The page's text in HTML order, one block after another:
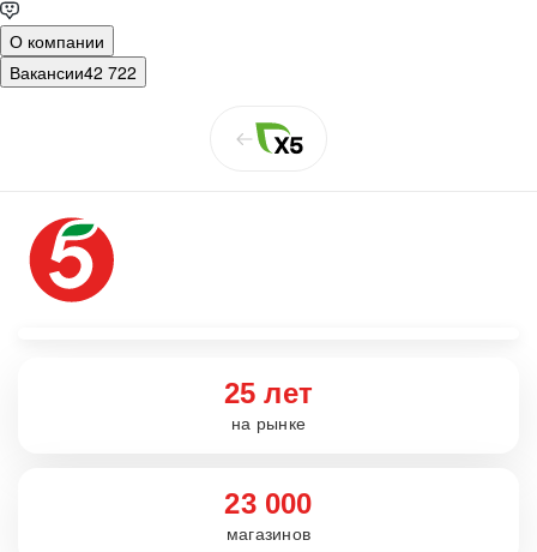
О компании
Вакансии42 722
25 лет
на рынке
23 000
магазинов